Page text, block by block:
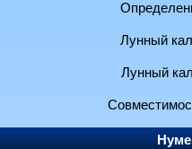
Лунный
Лунный